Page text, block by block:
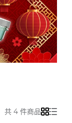
共 4 件商品